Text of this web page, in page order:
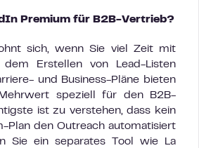
Premium für B2B-Vertrieb?
sich, wenn Sie viel Zeit mit
dem Erstellen von Lead-Listen
und Business-Pläne bieten
speziell für den B2B-
ist zu verstehen, dass kein
Plan den Outreach automatisiert
Sie ein separates Tool wie La